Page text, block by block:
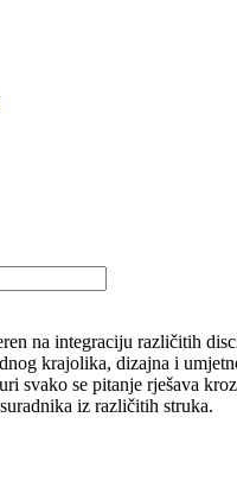
na integraciju različitih
krajolika, dizajna i
svako se pitanje rješava
iz različitih struka.